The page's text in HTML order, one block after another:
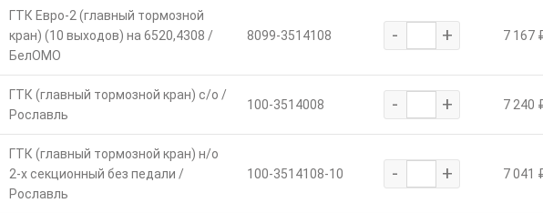
ГТК Евро-2 (главный тормозной
кран) (10 выходов) на 6520,4308 /
БелОМО
8099-3514108 - + 7 167
ГТК (главный тормозной кран) с/о /
Рославль
100-3514008 - + 7 240
ГТК (главный тормозной кран) н/о
2-х секционный без педали /
Рославль
100-3514108-10 - + 7 041